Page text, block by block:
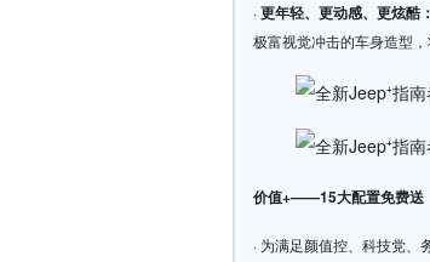
·更年轻、更动感、更炫酷：
极富视觉冲击的车身造型
价值+——15大配置免费送
· 为满足颜值控、科技党